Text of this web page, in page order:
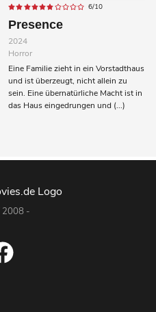
6/10
Presence
2024
Horror
Eine Familie zieht in ein Vorstadthaus
und ist überzeugt, nicht allein zu
sein. Eine übernatürliche Macht ist in
das Haus eingedrungen und (...)
2008 -